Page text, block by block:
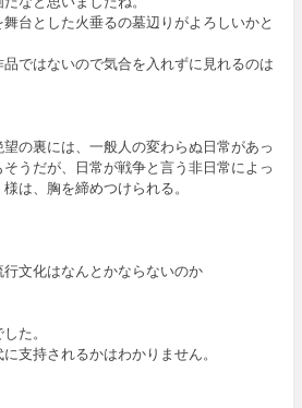
台とした火垂るの墓辺りがよろしいかと
ではないので気合を入れずに見れるのは
の裏には、一般人の変わらぬ日常があっ
うだが、日常が戦争と言う非日常によっ
は、胸を締めつけられる。
文化はなんとかならないのか
た。
支持されるかはわかりません。